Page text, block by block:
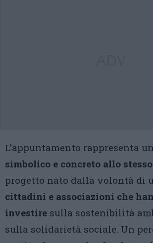
L’appuntamento rappresenta un
simbolico e concreto allo
progetto nato dalla volontà di
cittadini e associazioni che
investire sulla sostenibilità
sulla solidarietà sociale. Un